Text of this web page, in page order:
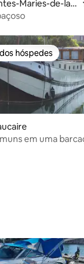
de 5, 236
Maries-de-la-
hóspedes
hóspedes
em uma